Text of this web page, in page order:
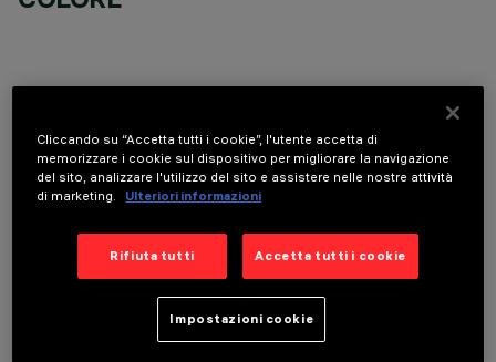
COMPONENTI OPZIONALI
DATI TECNICI
Cliccando su “Accetta tutti i cookie”, l'utente accetta di
memorizzare i cookie sul dispositivo per migliorare la navigazione
del sito, analizzare l'utilizzo del sito e assistere nelle nostre attività
di marketing.
Ulteriori informazioni
Rifiuta tutti Accetta tutti i cookie
Impostazioni cookie